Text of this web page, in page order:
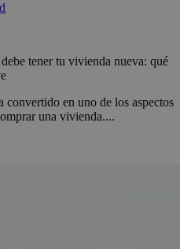
tener tu vivienda nueva: qué
convertido en uno de los aspectos
una vivienda....